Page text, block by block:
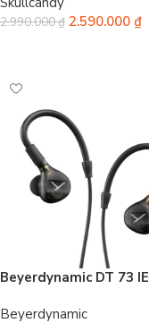
2.990.000₫ 2.590.000 ₫
Beyerdynamic DT 73 IE
Beyerdynamic